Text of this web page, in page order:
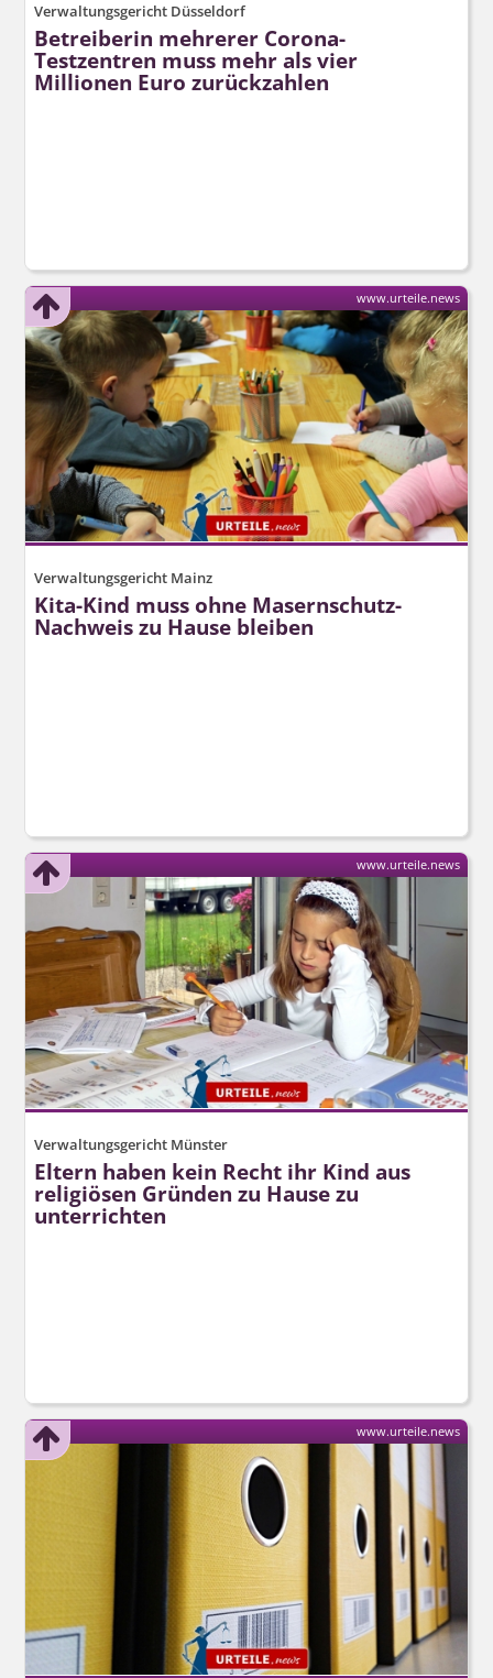
Verwaltungsgericht Düsseldorf
Betreiberin mehrerer Corona-
Testzentren muss mehr als vier
Millionen Euro zurückzahlen
Verwaltungsgericht Mainz
Kita-Kind muss ohne Masernschutz-
Nachweis zu Hause bleiben
www.urteile.news
Verwaltungsgericht Münster
Eltern haben kein Recht ihr Kind aus
religiösen Gründen zu Hause zu
unterrichten
www.urteile.news
www.urteile.news